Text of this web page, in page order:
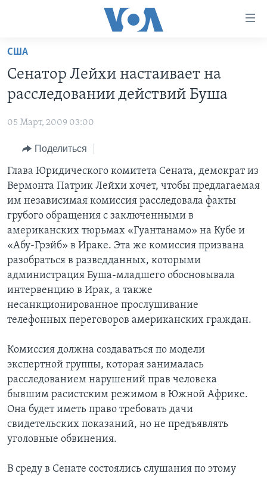
Перейти
основной
контент
Перейти
навигации
Перейти
поиск
ПРОГРАММЫ
НОВОСТИ ЗА МИНУТУ
ИТОГИ
ПОЧЕМУ ЭТО ВАЖНО?
ДИСКУССИЯ VOA
ДЕТАЛИ
НЬЮ-ЙОРК NEW YORK
АМЕРИКА. БОЛЬШОЕ ПУТЕШЕСТВИЕ
ПРОЕКТЫ
УЧИМ АНГЛИЙСКИЙ
НАША АМЕРИКАНСКАЯ ИСТОРИЯ
А КАК В АМЕРИКЕ?
АМЕРИКАНСКИЕ ГОРОДКИ
ТЕСТЫ
ЭКСПЕРТИЗА
ИНТЕРВЬЮ
ФАКТЫ ПРОТИВ ФЕЙКОВ
ЗА СВОБОДУ ПРЕССЫ
УЧИМ АНГЛИЙСКИЙ
ВИДЕО
ПОДПИСКА НА НОВОСТИ
Learning English
СОЦИАЛЬНЫЕ СЕТИ
Языки
США
Cенатор Лейхи настаивает на
расследовании действий Буша
05 Март, 2009 03:00
Поделиться
Глава Юридического комитета Сената, демократ из
Вермонта Патрик Лейхи хочет, чтобы предлагаемая
им независимая комиссия расследовала факты
грубого обращения с заключенными в
американских тюрьмах «Гуантанамо» на Кубе и
«Абу-Грэйб» в Ираке. Эта же комиссия призвана
разобраться в разведданных, которыми
администрация Буша-младшего обосновывала
интервенцию в Ирак, а также
несанкционированное прослушивание
телефонных переговоров американских граждан.
Комиссия должна создаваться по модели
экспертной группы, которая занималась
расследованием нарушений прав человека
бывшим расистским режимом в Южной Африке.
Она будет иметь право требовать дачи
свидетельских показаний, но не предъявлять
уголовные обвинения.
В среду в Сенате состоялись слушания по этому